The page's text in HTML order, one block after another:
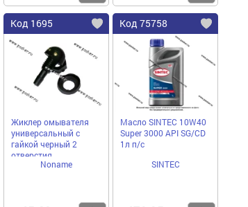
Код 1695
Жиклер омывателя
универсальный с
гайкой черный 2
отверстия
Noname
Код 75758
Масло SINTEC 10W40
Super 3000 API SG/CD
1л п/с
SINTEC